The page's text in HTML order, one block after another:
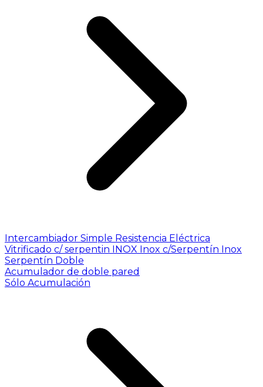
Intercambiador Simple Resistencia Eléctrica
Vitrificado c/ serpentin INOX Inox c/Serpentín Inox
Serpentín Doble
Acumulador de doble pared
Sólo Acumulación